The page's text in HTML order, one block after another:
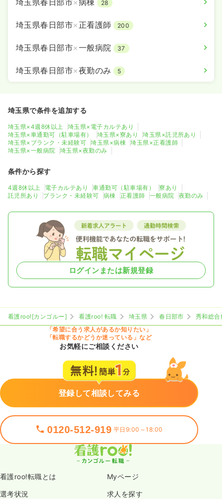
日祝休み 4週8休以上 担当業務未経験可
埼玉県春日部市×病棟 28
埼玉県春日部市× 正看護師 200
埼玉県春日部市×一般病院 37
埼玉県春日部市×夜勤のみ 5
埼玉県で条件を追加する
埼玉県×4週8休以上
埼玉県×電子カルテあり
埼玉県×車通勤可（駐車場有）
埼玉県×寮あり
埼玉県×託児所あり
埼玉県×ブランク・未経験可
埼玉県×病棟
埼玉県×正看護師
埼玉県×一般病院
埼玉県×夜勤のみ
条件から探す
4週8休以上 電子カルテあり 車通勤可（駐車場有）
寮あり
託児所あり
ブランク・未経験可 病棟 正看護師 一般病院 夜勤のみ
ログインまたは新規登録
看護roo![カンゴルー] 看護roo! 転職 埼玉県 春日部市
秀和総合
「希望に合う求人があるか知りたい」
「転職するかどうか迷っている」など
お気軽にご相談ください
登録して相談してみる
0120-512-919 平日9:00～18:00
看護roo!転職とは Myページ
選考状況 求人を探す